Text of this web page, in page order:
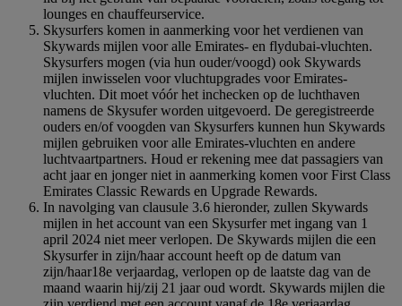
lounges en chauffeurservice.
Skysurfers komen in aanmerking voor het verdienen van
Skywards mijlen voor alle Emirates- en flydubai-vluchten.
Skysurfers mogen (via hun ouder/voogd) ook Skywards
mijlen inwisselen voor vluchtupgrades voor Emirates-
vluchten. Dit moet vóór het inchecken op de luchthaven
namens de Skysufer worden uitgevoerd. De geregistreerde
ouders en/of voogden van Skysurfers kunnen hun Skywards
mijlen gebruiken voor alle Emirates-vluchten en andere
luchtvaartpartners. Houd er rekening mee dat passagiers van
acht jaar en jonger niet in aanmerking komen voor First Class
Emirates Classic Rewards en Upgrade Rewards.
In navolging van clausule 3.6 hieronder, zullen Skywards
mijlen in het account van een Skysurfer met ingang van 1
april 2024 niet meer verlopen. De Skywards mijlen die een
Skysurfer in zijn/haar account heeft op de datum van
zijn/haar18e verjaardag, verlopen op de laatste dag van de
maand waarin hij/zij 21 jaar oud wordt. Skywards mijlen die